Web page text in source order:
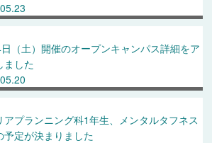
（土）開催のオープンキャンパス詳細をア
ました
アプランニング科1年生、メンタルタフネス
予定が決まりました